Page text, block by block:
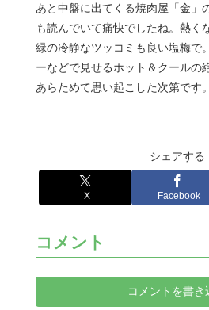
あと中盤に出てくる焼肉屋「金」
も読んでいて痛快でしたね。熱く
緑の冷静なツッコミも良い塩梅で
ーなどで見せるホット＆クールの
あらためて思い起こした次第です。
シェアする
X Facebook
コメント
コメントを書き